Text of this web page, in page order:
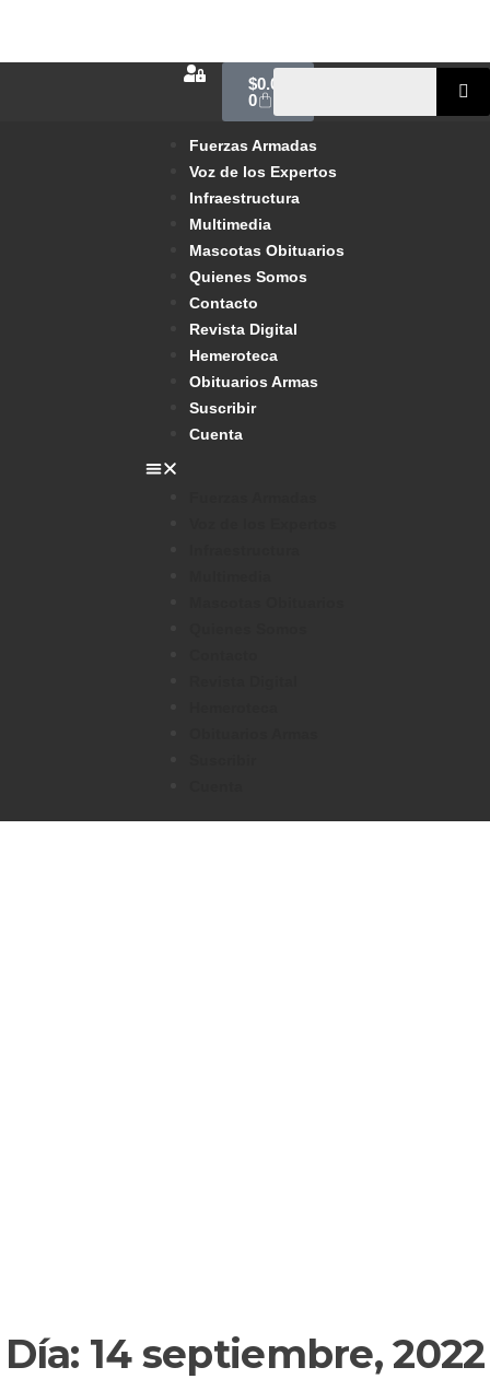
$0.00
0
Fuerzas Armadas
Voz de los Expertos
Infraestructura
Multimedia
Mascotas Obituarios
Quienes Somos
Contacto
Revista Digital
Hemeroteca
Obituarios Armas
Suscribir
Cuenta
Día: 14 septiembre, 2022